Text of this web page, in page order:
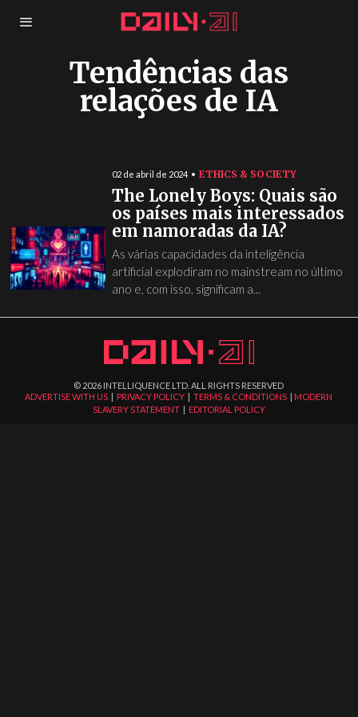
Tendências das
relações de IA
02 de abril de 2024 ETHICS & SOCIETY
The Lonely Boys: Quais são
os países mais interessados
em namoradas da IA?
As várias capacidades da inteligência
artificial explodiram no mainstream no último
ano e, com isso, significam a...
© 2026 INTELLIQUENCE LTD. ALL RIGHTS RESERVED
ADVERTISE WITH US | PRIVACY POLICY |TERMS & CONDITIONS | MODERN
SLAVERY STATEMENT| EDITORIAL POLICY